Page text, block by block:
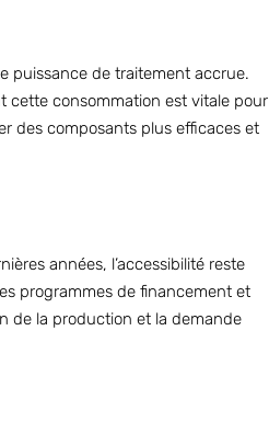
puissance de traitement accrue.
cette consommation est vitale pour
des composants plus efficaces et
années, l’accessibilité reste
programmes de financement et
de la production et la demande